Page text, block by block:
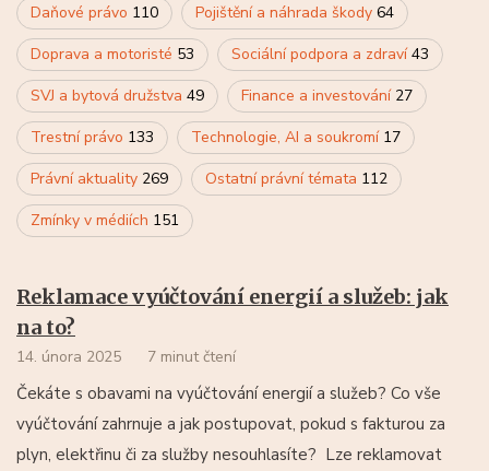
Daňové právo 110 Pojištění a náhrada škody 64
Doprava a motoristé 53 Sociální podpora a zdraví43
SVJ a bytová družstva 49 Finance a investování 27
Trestní právo 133 Technologie, AI a soukromí 17
Právní aktuality 269 Ostatní právní témata 112
Zmínky v médiích 151
Reklamace vyúčtování energií a služeb: jak
na to?
14. února 2025 7 minut čtení
Čekáte s obavami na vyúčtování energií a služeb? Co vše
vyúčtování zahrnuje a jak postupovat, pokud s fakturou za
plyn, elektřinu či za služby nesouhlasíte? Lze reklamovat